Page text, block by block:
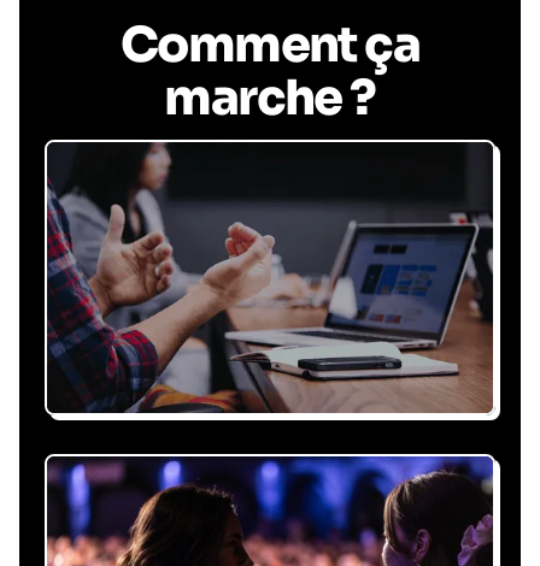
Comment ça
marche ?
Recevez une proposition
sous 24h
Expliquez-nous vos besoins, on vous répond